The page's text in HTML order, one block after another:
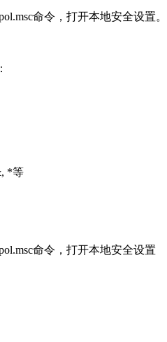
命令，打开本地安全设置。
*等
命令，打开本地安全设置